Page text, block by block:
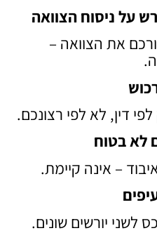
את הצוואה –
דין, לא לפי רצונכם.
– אינה קיימת.
לשני יורשים שונים.